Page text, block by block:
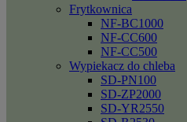
Frytkownica
NF-BC1000
NF-CC600
NF-CC500
Wypiekacz do chleba
SD-PN100
SD-ZP2000
SD-YR2550